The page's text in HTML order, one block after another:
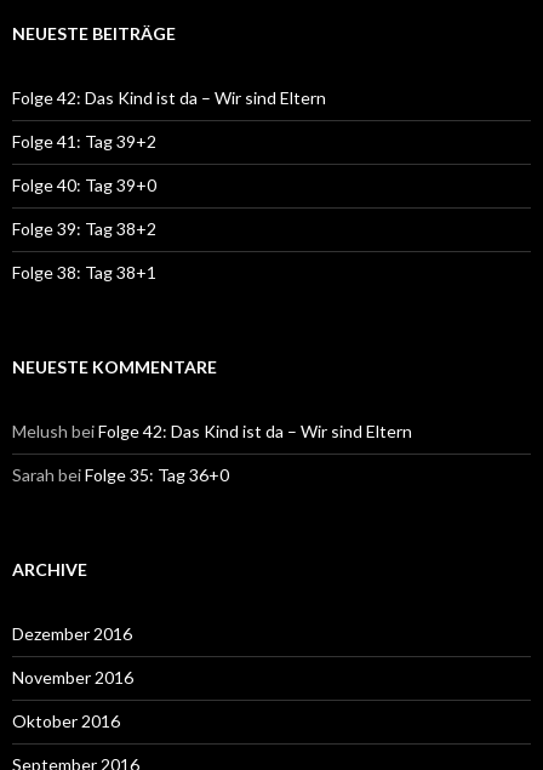
NEUESTE BEITRÄGE
Folge 42: Das Kind ist da – Wir sind Eltern
Folge 41: Tag 39+2
Folge 40: Tag 39+0
Folge 39: Tag 38+2
Folge 38: Tag 38+1
NEUESTE KOMMENTARE
Melush beiFolge 42: Das Kind ist da – Wir sind Eltern
Sarah beiFolge 35: Tag 36+0
ARCHIVE
Dezember 2016
November 2016
Oktober 2016
September 2016